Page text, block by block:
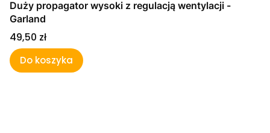
Duży propagator wysoki z regulacją wentylacji -
Garland
Cena
49,50 zł
Do koszyka